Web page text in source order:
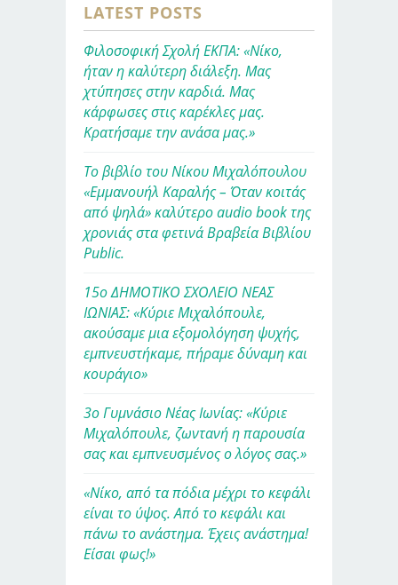
LATEST POSTS
Φιλοσοφική Σχολή ΕΚΠΑ: «Νίκο,
ήταν η καλύτερη διάλεξη. Μας
χτύπησες στην καρδιά. Μας
κάρφωσες στις καρέκλες μας.
Κρατήσαμε την ανάσα μας.»
Το βιβλίο του Νίκου Μιχαλόπουλου
«Εμμανουήλ Καραλής – Όταν κοιτάς
από ψηλά» καλύτερο audio book της
χρονιάς στα φετινά Βραβεία Βιβλίου
Public.
15ο ΔΗΜΟΤΙΚΟ ΣΧΟΛΕΙΟ ΝΕΑΣ
ΙΩΝΙΑΣ: «Κύριε Μιχαλόπουλε,
ακούσαμε μια εξομολόγηση ψυχής,
εμπνευστήκαμε, πήραμε δύναμη και
κουράγιο»
3ο Γυμνάσιο Νέας Ιωνίας: «Κύριε
Μιχαλόπουλε, ζωντανή η παρουσία
σας και εμπνευσμένος ο λόγος σας.»
«Νίκο, από τα πόδια μέχρι το κεφάλι
είναι το ύψος. Από το κεφάλι και
πάνω το ανάστημα. Έχεις ανάστημα!
Είσαι φως!»